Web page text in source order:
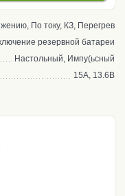
По току, КЗ, Перегрев
резервной батареи
Настольный, Импу(ьсный
15А, 13.6В